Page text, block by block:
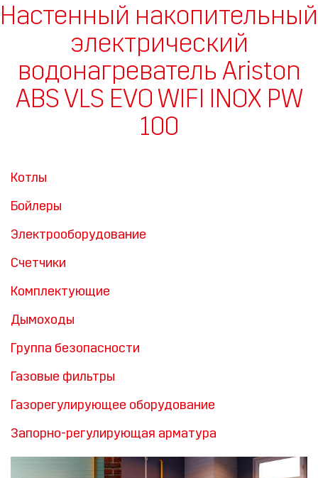
Настенный накопительный
электрический
водонагреватель Ariston
ABS VLS EVO WIFI INOX PW
100
Котлы
Бойлеры
Электрооборудование
Счетчики
Комплектующие
Дымоходы
Группа безопасности
Газовые фильтры
Газорегулирующее оборудование
Запорно-регулирующая арматура